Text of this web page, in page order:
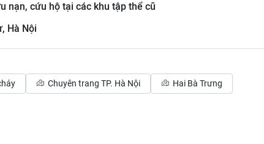
nạn, cứu hộ tại các khu tập thể cũ
Hà Nội
Chuyên trang TP. Hà Nội Hai Bà Trưng